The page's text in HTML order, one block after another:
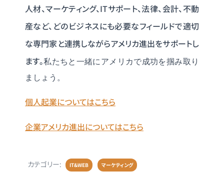
人材、マーケティング、ITサポート、法律、会計、不動
産など、どのビジネスにも必要なフィールドで適切
な専門家と連携しながらアメリカ進出をサポートし
ます。私たちと一緒にアメリカで成功を掴み取り
ましょう。
個人起業についてはこちら
企業アメリカ進出についてはこちら
カテゴリー: IT&WEB マーケティング